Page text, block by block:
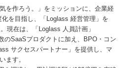
を作ろう。」をミッションに、企業経
を目指し、「Loglass 経営管理」を
現在は、「Loglass 人員計画」
のSaaSプロダクトに加え、BPO・コン
サクセスパートナー」を提供し、マ
ます。